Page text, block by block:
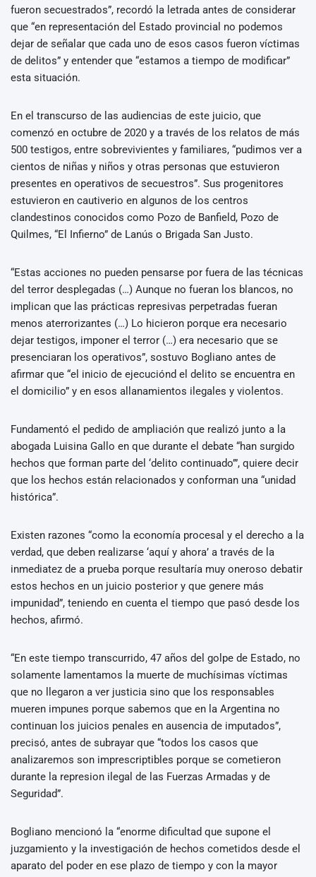
fueron secuestrados”, recordó la letrada antes de considerar
que “en representación del Estado provincial no podemos
dejar de señalar que cada uno de esos casos fueron víctimas
de delitos” y entender que “estamos a tiempo de modificar”
esta situación.
En el transcurso de las audiencias de este juicio, que
comenzó en octubre de 2020 y a través de los relatos de más
500 testigos, entre sobrevivientes y familiares, “pudimos ver a
cientos de niñas y niños y otras personas que estuvieron
presentes en operativos de secuestros”. Sus progenitores
estuvieron en cautiverio en algunos de los centros
clandestinos conocidos como Pozo de Banfield, Pozo de
Quilmes, “El Infierno” de Lanús o Brigada San Justo.
“Estas acciones no pueden pensarse por fuera de las técnicas
del terror desplegadas (…) Aunque no fueran los blancos, no
implican que las prácticas represivas perpetradas fueran
menos aterrorizantes (…) Lo hicieron porque era necesario
dejar testigos, imponer el terror (…) era necesario que se
presenciaran los operativos”, sostuvo Bogliano antes de
afirmar que “el inicio de ejecuciónd el delito se encuentra en
el domicilio” y en esos allanamientos ilegales y violentos.
Fundamentó el pedido de ampliación que realizó junto a la
abogada Luisina Gallo en que durante el debate “han surgido
hechos que forman parte del ‘delito continuado’”, quiere decir
que los hechos están relacionados y conforman una “unidad
histórica”.
Existen razones “como la economía procesal y el derecho a la
verdad, que deben realizarse ‘aquí y ahora’ a través de la
inmediatez de a prueba porque resultaría muy oneroso debatir
estos hechos en un juicio posterior y que genere más
impunidad”, teniendo en cuenta el tiempo que pasó desde los
hechos, afirmó.
“En este tiempo transcurrido, 47 años del golpe de Estado, no
solamente lamentamos la muerte de muchísimas víctimas
que no llegaron a ver justicia sino que los responsables
mueren impunes porque sabemos que en la Argentina no
continuan los juicios penales en ausencia de imputados”,
precisó, antes de subrayar que “todos los casos que
analizaremos son imprescriptibles porque se cometieron
durante la represion ilegal de las Fuerzas Armadas y de
Seguridad”.
Bogliano mencionó la “enorme dificultad que supone el
juzgamiento y la investigación de hechos cometidos desde el
aparato del poder en ese plazo de tiempo y con la mayor